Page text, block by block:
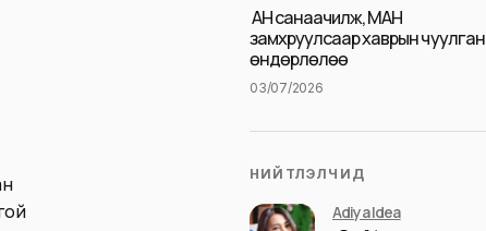
АН санаачилж, МАН
замхруулсаар хаврын чуулган
өндөрлөлөө
03/07/2026
НИЙТЛЭЛЧИД
Adiya Idea